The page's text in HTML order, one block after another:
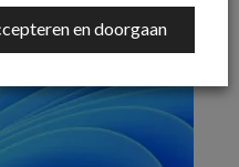
toe aan Agent Risk Manager
en doorgaan